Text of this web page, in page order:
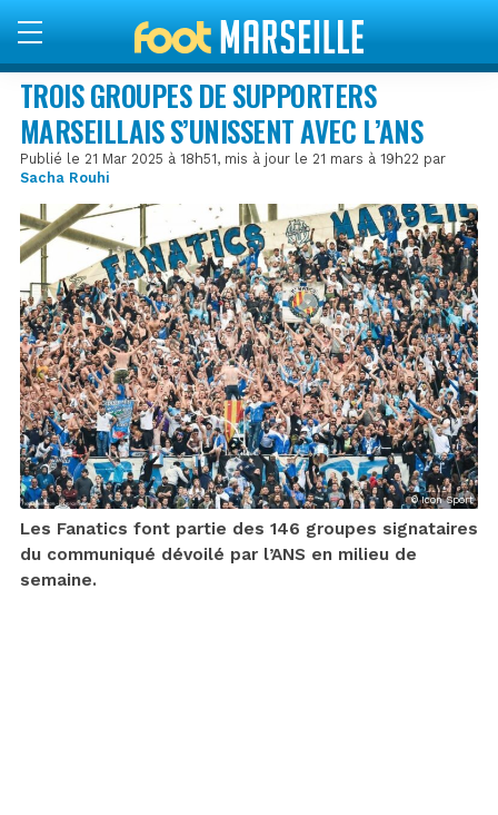
TROIS GROUPES DE SUPPORTERS
MARSEILLAIS S’UNISSENT AVEC L’ANS
Publié le 21 Mar 2025 à 18h51, mis à jour le 21 mars à 19h22 par
Sacha Rouhi
© Icon Sport
Les Fanatics font partie des 146 groupes signataires
du communiqué dévoilé par l’ANS en milieu de
semaine.